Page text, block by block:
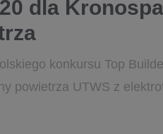
dla
konkursu Top
powietrza UTWS z